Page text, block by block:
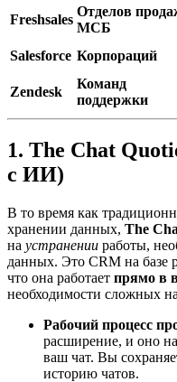
Freshsales
Отделов
МСБ
Salesforce Корпораций
Zendesk
Команд
поддержки
1. The Chat
с ИИ)
В то время как
хранении данных, The
на устранении работы,
данных. Это CRM на базе
что она работает прямо в
необходимости сложных
Рабочий процесс
расширение, и оно
ваш чат. Вы
историю чатов.